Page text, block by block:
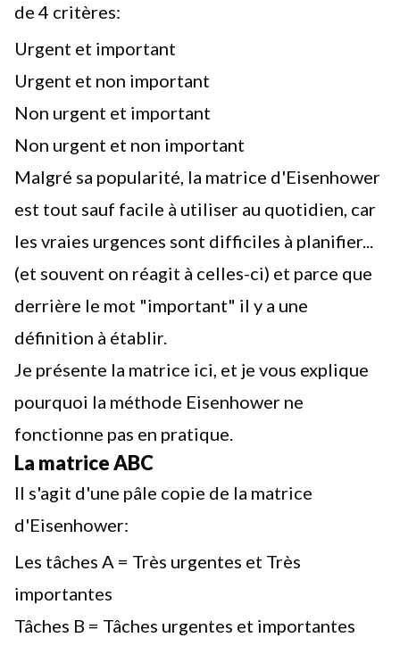
de 4 critères:
Urgent et important
Urgent et non important
Non urgent et important
Non urgent et non important
Malgré sa popularité, la matrice d'Eisenhower
est tout sauf facile à utiliser au quotidien, car
les vraies urgences sont difficiles à planifier...
(et souvent on réagit à celles-ci) et parce que
derrière le mot "important" il y a une
définition à établir.
Je présente la matrice ici, et je vous explique
pourquoi la méthode Eisenhower ne
fonctionne pas en pratique.
La matrice ABC
Il s'agit d'une pâle copie de la matrice
d'Eisenhower:
Les tâches A = Très urgentes et Très
importantes
Tâches B = Tâches urgentes et importantes